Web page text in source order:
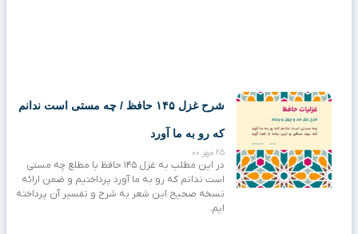
شرح غزل ۱۴۵ حافظ / چه مستی است ندانم
که رو به ما آورد
25 مهر 00
در این مطلب به غزل ۱۴۵ حافظ با مطلع چه مستی
است ندانم که رو به ما آورد پرداختیم و ضمن ارائه
نسخه صحیح این شعر به شرح و تفسیر آن پرداخته
ایم.